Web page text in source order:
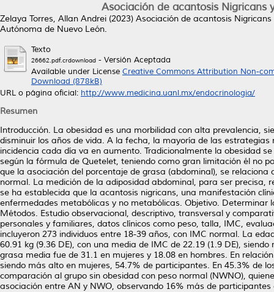
Asociación de acantosis Nigricans
Zelaya Torres, Allan Andrei (2023) Asociación de acantosis
Autónoma de Nuevo León.
Texto
26662.pdf.crdownload - Versión Aceptada
Available under License Creative Commons Attribution Non-
Download (878kB)
URL o página oficial: http://www.medicina.uanl.mx/endocrinologia/
Resumen
Introducción. La obesidad es una morbilidad con alta prevalencia,
disminuir los años de vida. A la fecha, la mayoría de las
incidencia cada día va en aumento. Tradicionalmente la obesidad
según la fórmula de Quetelet, teniendo como gran limitación él no
que la asociación del porcentaje de grasa (abdominal), se
normal. La medición de la adiposidad abdominal, para ser precisa,
se ha establecida que la acantosis nigricans, una manifestación
enfermedades metabólicas y no metabólicas. Objetivo.
Métodos. Estudio observacional, descriptivo, transversal y
personales y familiares, datos clínicos como peso, talla, IMC,
incluyeron 273 individuos entre 18-39 años, con IMC normal. La
60.91 kg (9.36 DE), con una media de IMC de 22.19 (1.9 DE),
grasa media fue de 31.1 en mujeres y 18.08 en hombres. En
siendo más alto en mujeres, 54.7% de participantes. En 45.3% de
comparación al grupo sin obesidad con peso normal (NWNO),
asociación entre AN y NWO, observando 16% más de